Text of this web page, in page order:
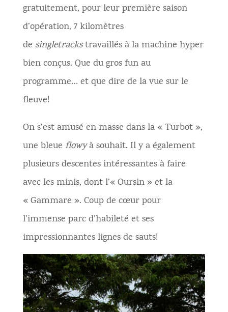
gratuitement, pour leur première saison
d’opération, 7 kilomètres
de singletrackstravaillés à la machine hyper
bien conçus. Que du gros fun au
programme… et que dire de la vue sur le
fleuve!
On s’est amusé en masse dans la « Turbot »,
une bleue flowyà souhait. Il y a également
plusieurs descentes intéressantes à faire
avec les minis, dont l’« Oursin » et la
« Gammare ». Coup de cœur pour
l’immense parc d’habileté et ses
impressionnantes lignes de sauts!